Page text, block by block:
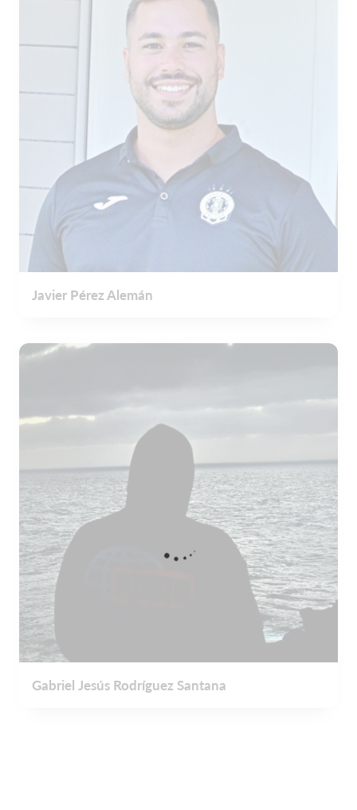
Javier Pérez Alemán
Gabriel Jesús Rodríguez Santana